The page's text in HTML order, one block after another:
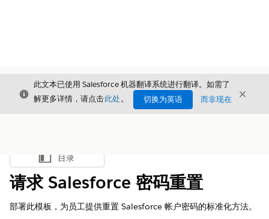
关闭
此文本已使用 Salesforce 机器翻译系统进行翻译。如需了
解更多详情，请点击此处。 切换为英语 而非现在 关闭
显示目录
目录
请求 Salesforce 密码重置
部署此模板，为员工提供重置 Salesforce 帐户密码的标准化方法。